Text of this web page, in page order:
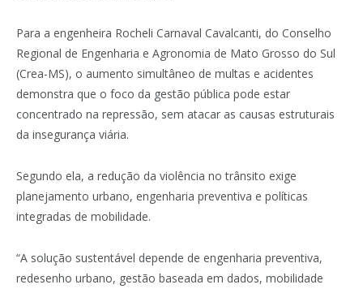
Para a engenheira Rocheli Carnaval Cavalcanti, do Conselho
Regional de Engenharia e Agronomia de Mato Grosso do Sul
(Crea-MS), o aumento simultâneo de multas e acidentes
demonstra que o foco da gestão pública pode estar
concentrado na repressão, sem atacar as causas estruturais
da insegurança viária.
Segundo ela, a redução da violência no trânsito exige
planejamento urbano, engenharia preventiva e políticas
integradas de mobilidade.
“A solução sustentável depende de engenharia preventiva,
redesenho urbano, gestão baseada em dados, mobilidade